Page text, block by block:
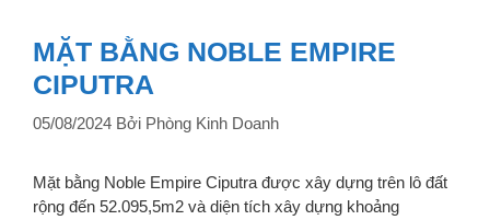
MẶT BẰNG NOBLE EMPIRE
CIPUTRA
05/08/2024 Bởi Phòng Kinh Doanh
Mặt bằng Noble Empire Ciputra được xây dựng trên lô đất
rộng đến 52.095,5m2 và diện tích xây dựng khoảng